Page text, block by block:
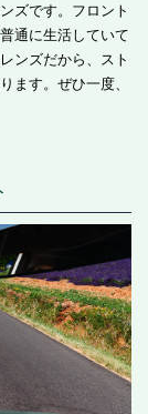
ズです。フロント
通に生活していて
ンズだから、スト
ます。ぜひ一度、